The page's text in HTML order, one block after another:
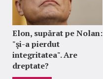
Elon, supărat pe Nolan:
"şi-a pierdut
integritatea". Are
dreptate?